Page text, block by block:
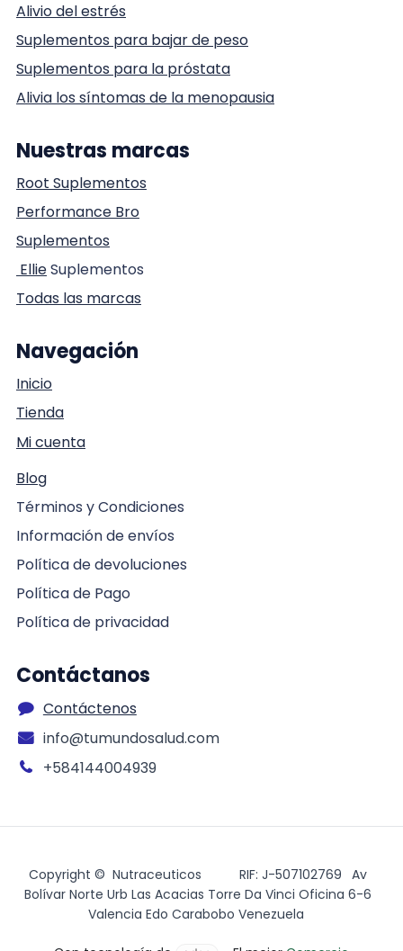
Alivio del estrés
Suplementos para bajar de peso
Suplementos para la próstata
Alivia los síntomas de la menopausia
Nuestras marcas
Root Suplementos
Performance Bro
Suplementos
EllieSuplementos
Todas las marcas
Navegación
Inicio
Tienda
Mi cuenta
Blog
Términos y Condiciones
Información de envíos
Política de devoluciones
Política de Pago
Política de privacidad
Contáctanos
Contáctenos
info@tumundosalud.com
+584144004939
Copyright © Nutraceuticos ​RIF: J-507102769 ​ Av
Bolívar Norte Urb Las Acacias Torre Da Vinci Oficina 6-6
Valencia Edo Carabobo Venezuela